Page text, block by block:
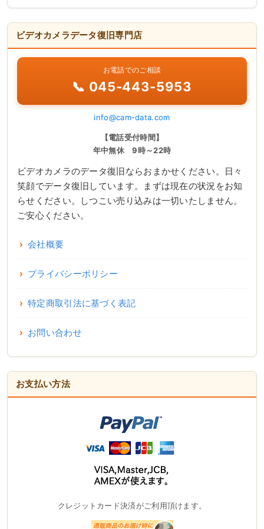
ビデオカメラデータ復旧専門店
お電話でのご相談
📞 045-443-5953
info@cam-data.com
【電話受付時間】
年中無休 9時～22時
ビデオカメラのデータ復旧ならおまかせください。日々
笑顔でデータ復旧しています。まずは現在の状況をお知
らせください。しつこい売り込みは一切いたしません。
ご安心ください。
会社概要
プライバシーポリシー
特定商取引法に基づく表記
お問い合わせ
お支払い方法
クレジットカード決済がご利用頂けます。